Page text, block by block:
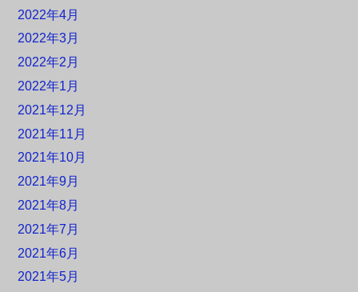
2022年4月
2022年3月
2022年2月
2022年1月
2021年12月
2021年11月
2021年10月
2021年9月
2021年8月
2021年7月
2021年6月
2021年5月